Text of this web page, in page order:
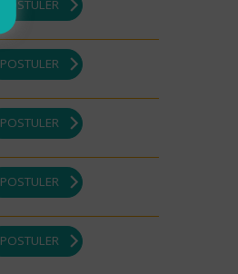
POSTULER
POSTULER
POSTULER
POSTULER
POSTULER